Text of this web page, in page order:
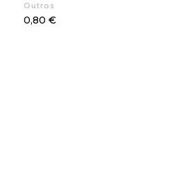
Outros
Preço
0,80 €